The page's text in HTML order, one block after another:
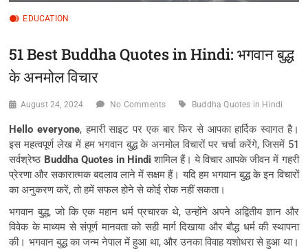
EDUCATION
51 Best Buddha Quotes in Hindi: भगवान बुद्ध
के अनमोल विचार
August 24, 2024 No Comments Buddha Quotes in Hindi
Hello everyone, हमारी साइट पर एक बार फिर से आपका हार्दिक स्वागत है।
इस महत्वपूर्ण लेख में हम भगवान बुद्ध के अनमोल विचारों पर चर्चा करेंगे, जिसमें 51
सर्वश्रेष्ठ Buddha Quotes in Hindi शामिल हैं। ये विचार आपके जीवन में गहरी
प्रेरणा और सकारात्मक बदलाव लाने में सक्षम हैं। यदि हम भगवान बुद्ध के इन विचारों
का अनुकरण करें, तो हमें सफल होने से कोई रोक नहीं सकता।
भगवान बुद्ध, जो कि एक महान धर्म प्रचारक थे, उन्होंने अपने अद्वितीय ज्ञान और
विवेक के माध्यम से संपूर्ण मानवता को सही मार्ग दिखाया और बौद्ध धर्म की स्थापना
की। भगवान बुद्ध का जन्म नेपाल में हुआ था, और उनका विवाह यशोधरा से हुआ था।